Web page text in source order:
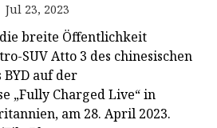
Jul 23, 2023
breite Öffentlichkeit
SUV Atto 3 des chinesischen
auf der
„Fully Charged Live“ in
am 28. April 2023.